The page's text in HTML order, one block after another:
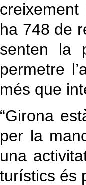
creixement
ha 748 de
senten la
permetre
més que
“Girona
per la
una
turístics és